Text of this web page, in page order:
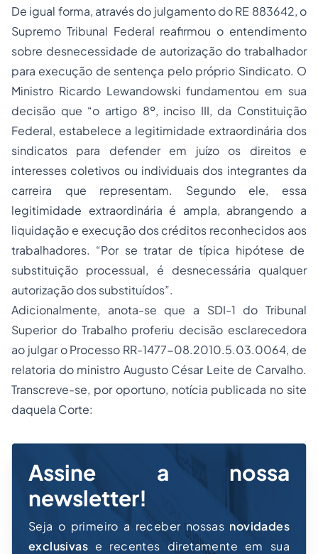
De igual forma, através do julgamento do RE 883642, o
Supremo Tribunal Federal reafirmou o entendimento
sobre desnecessidade de autorização do trabalhador
para execução de sentença pelo próprio Sindicato. O
Ministro Ricardo Lewandowski fundamentou em sua
decisão que “o artigo 8º, inciso III, da Constituição
Federal, estabelece a legitimidade extraordinária dos
sindicatos para defender em juízo os direitos e
interesses coletivos ou individuais dos integrantes da
carreira que representam. Segundo ele, essa
legitimidade extraordinária é ampla, abrangendo a
liquidação e execução dos créditos reconhecidos aos
trabalhadores. “Por se tratar de típica hipótese de
substituição processual, é desnecessária qualquer
autorização dos substituídos”.
Adicionalmente, anota-se que a SDI-1 do Tribunal
Superior do Trabalho proferiu decisão esclarecedora
ao julgar oProcesso RR-1477-08.2010.5.03.0064, de
relatoria do ministro Augusto César Leite de Carvalho.
Transcreve-se, por oportuno, notícia publicada no site
daquela Corte:
Assine a nossa
newsletter!
Seja o primeiro a receber nossas novidades
exclusivas e recentes diretamente em sua